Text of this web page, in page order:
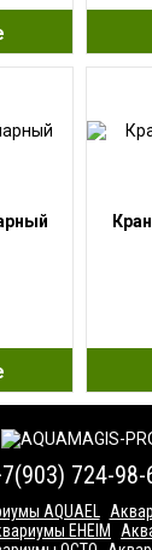
724-98-
AQUAEL
EHEIM